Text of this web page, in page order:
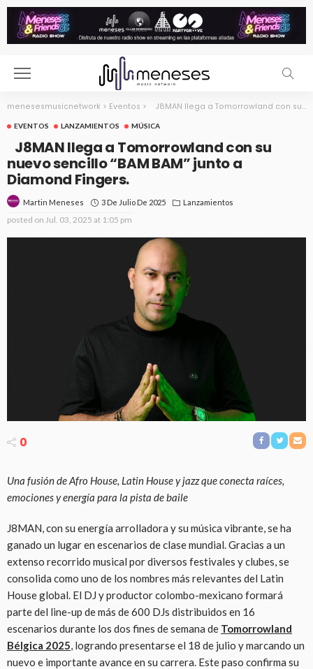
menesesmusicnetwork > Eventos > J8MAN llega a Tomorrowland con su nuevo sencillo “BAM BAM” junto a Diamond Fingers.
EVENTOS LANZAMIENTOS MÚSICA
J8MAN llega a Tomorrowland con su
nuevo sencillo “BAM BAM” junto a
Diamond Fingers.
Martin Meneses 3 De Julio De 2025 Lanzamientos
posted on Jul. 03, 2025 at 1:05 pm
0
Una fusión de Afro House, Latin House y jazz que conecta raíces,
emociones y energía para la pista de baile
J8MAN, con su energía arrolladora y su música vibrante, se ha
ganado un lugar en escenarios de clase mundial. Gracias a un
extenso recorrido musical por diversos festivales y clubes, se
consolida como uno de los nombres más relevantes del Latin
House global. El DJ y productor colombo-mexicano formará
parte del line-up de más de 600 DJs distribuidos en 16
escenarios durante los dos fines de semana de Tomorrowland
Bélgica 2025, logrando presentarse el 18 de julio y marcando un
nuevo e importante avance en su carrera. Este paso confirma su